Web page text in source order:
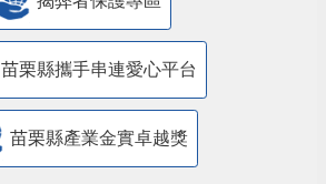
苗栗縣攜手串連愛心平台
苗栗縣產業金實卓越獎